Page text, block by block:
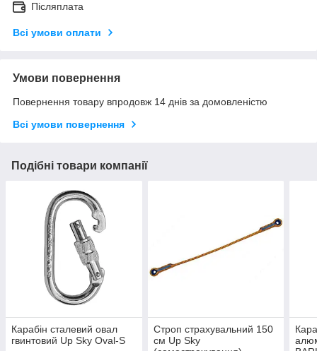
Післяплата
Всі умови оплати
Умови повернення
Повернення товару впродовж 14 днів за домовленістю
Всі умови повернення
Подібні товари компанії
Карабін сталевий овал
гвинтовий Up Sky Oval-S
Строп страхувальний 150
см Up Sky